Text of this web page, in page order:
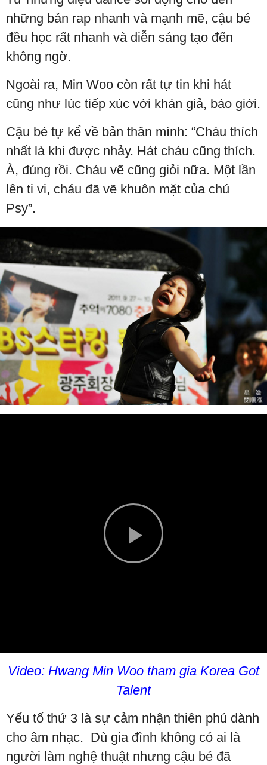
những bản rap nhanh và mạnh mẽ, cậu bé
đều học rất nhanh và diễn sáng tạo đến
không ngờ.
Ngoài ra, Min Woo còn rất tự tin khi hát
cũng như lúc tiếp xúc với khán giả, báo giới.
Cậu bé tự kể về bản thân mình: “Cháu thích
nhất là khi được nhảy. Hát cháu cũng thích.
À, đúng rồi. Cháu vẽ cũng giỏi nữa. Một lần
lên ti vi, cháu đã vẽ khuôn mặt của chú
Psy”.
Play
Video: Hwang Min Woo tham gia Korea Got
Talent
Yếu tố thứ 3 là sự cảm nhận thiên phú dành
cho âm nhạc. Dù gia đình không có ai là
người làm nghệ thuật nhưng cậu bé đã